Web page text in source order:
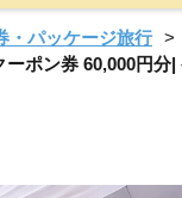
・パッケージ旅行
ポン券 60,000円